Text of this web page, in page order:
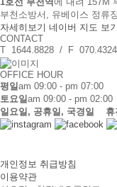
부천소방서, 유베이스 정류
자세히보기 네이버 지도 보기
CONTACT
T 1644.8828 / F
OFFICE HOUR
평일 am 09:00 - pm 07:00
토요일 am 09:00 - pm 02:00
일요일, 공휴일, 국경일 휴
개인정보 취급방침
이용약관